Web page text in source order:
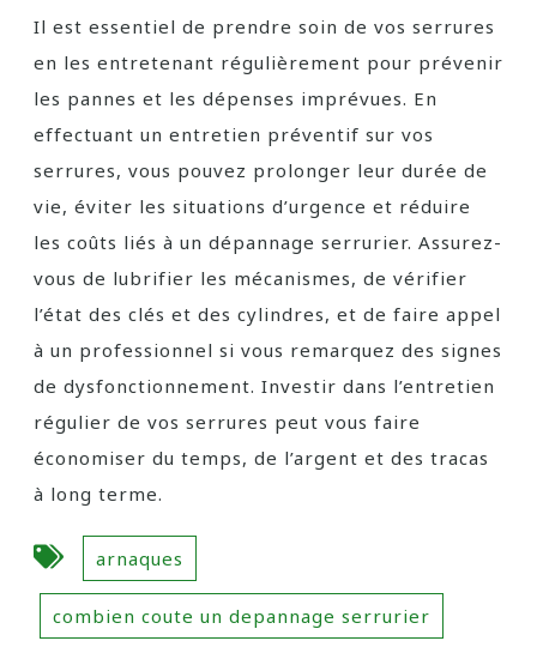
Il est essentiel de prendre soin de vos serrures
en les entretenant régulièrement pour prévenir
les pannes et les dépenses imprévues. En
effectuant un entretien préventif sur vos
serrures, vous pouvez prolonger leur durée de
vie, éviter les situations d’urgence et réduire
les coûts liés à un dépannage serrurier. Assurez-
vous de lubrifier les mécanismes, de vérifier
l’état des clés et des cylindres, et de faire appel
à un professionnel si vous remarquez des signes
de dysfonctionnement. Investir dans l’entretien
régulier de vos serrures peut vous faire
économiser du temps, de l’argent et des tracas
à long terme.
arnaques
combien coute un depannage serrurier